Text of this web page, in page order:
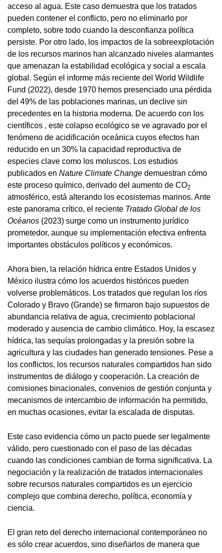
acceso al agua. Este caso demuestra que los tratados
pueden contener el conflicto, pero no eliminarlo por
completo, sobre todo cuando la desconfianza política
persiste. Por otro lado, los impactos de la sobreexplotación
de los recursos marinos han alcanzado niveles alarmantes
que amenazan la estabilidad ecológica y social a escala
global. Según el informe más reciente del World Wildlife
Fund (2022), desde 1970 hemos presenciado una pérdida
del 49% de las poblaciones marinas, un declive sin
precedentes en la historia moderna. De acuerdo con los
científicos , este colapso ecológico se ve agravado por el
fenómeno de acidificación oceánica cuyos efectos han
reducido en un 30% la capacidad reproductiva de
especies clave como los moluscos. Los estudios
publicados en Nature Climate Change demuestran cómo
este proceso químico, derivado del aumento de CO2
atmosférico, está alterando los ecosistemas marinos. Ante
este panorama crítico, el reciente Tratado Global de los
Océanos (2023) surge como un instrumento jurídico
prometedor, aunque su implementación efectiva enfrenta
importantes obstáculos políticos y económicos.
Ahora bien, la relación hídrica entre Estados Unidos y
México ilustra cómo los acuerdos históricos pueden
volverse problemáticos. Los tratados que regulan los ríos
Colorado y Bravo (Grande) se firmaron bajo supuestos de
abundancia relativa de agua, crecimiento poblacional
moderado y ausencia de cambio climático. Hoy, la escasez
hídrica, las sequías prolongadas y la presión sobre la
agricultura y las ciudades han generado tensiones. Pese a
los conflictos, los recursos naturales compartidos han sido
instrumentos de diálogo y cooperación. La creación de
comisiones binacionales, convenios de gestión conjunta y
mecanismos de intercambio de información ha permitido,
en muchas ocasiones, evitar la escalada de disputas.
Este caso evidencia cómo un pacto puede ser legalmente
válido, pero cuestionado con el paso de las décadas
cuando las condiciones cambian de forma significativa. La
negociación y la realización de tratados internacionales
sobre recursos naturales compartidos es un ejercicio
complejo que combina derecho, política, economía y
ciencia.
El gran reto del derecho internacional contemporáneo no
es sólo crear acuerdos, sino diseñarlos de manera que